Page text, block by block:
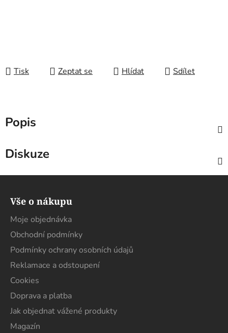
Tisk Zeptat se Hlídat Sdílet
Popis
Diskuze
Vše o nákupu
Moje objednávka
Obchodní podmínky
Podmínky ochrany osobních údajů
Reklamace a odstoupení
Cookies
Doprava a platba
Jak objednat vážené produkty
Magazín